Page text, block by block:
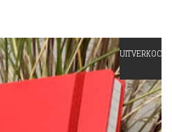
UITVERKOCHT